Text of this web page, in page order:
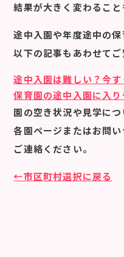
結果が大きく変わること
途中入園や年度途中の保
以下の記事もあわせてご
途中入園は難しい？今
保育園の途中入園に入
園の空き状況や見学につ
各園ページまたはお問
ご連絡ください。
←市区町村選択に戻る